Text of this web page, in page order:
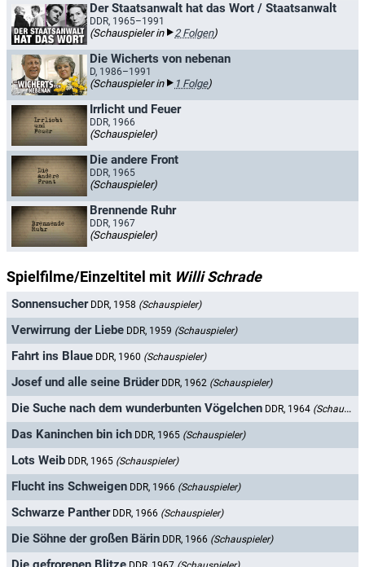
Der Staatsanwalt hat das Wort / Staatsanwalt
DDR, 1965–1991
(Schauspieler in 2 Folgen)
Die Wicherts von nebenan
D, 1986–1991
(Schauspieler in 1 Folge)
Irrlicht und Feuer
DDR, 1966
(Schauspieler)
Die andere Front
DDR, 1965
(Schauspieler)
Brennende Ruhr
DDR, 1967
(Schauspieler)
Spielfilme/Einzeltitel mit Willi Schrade
Sonnensucher DDR, 1958 (Schauspieler)
Verwirrung der Liebe DDR, 1959 (Schauspieler)
Fahrt ins Blaue DDR, 1960 (Schauspieler)
Josef und alle seine Brüder DDR, 1962 (Schauspieler)
Die Suche nach dem wunderbunten Vögelchen DDR, 1964 (Schauspieler)
Das Kaninchen bin ich DDR, 1965 (Schauspieler)
Lots Weib DDR, 1965 (Schauspieler)
Flucht ins Schweigen DDR, 1966 (Schauspieler)
Schwarze Panther DDR, 1966 (Schauspieler)
Die Söhne der großen Bärin DDR, 1966 (Schauspieler)